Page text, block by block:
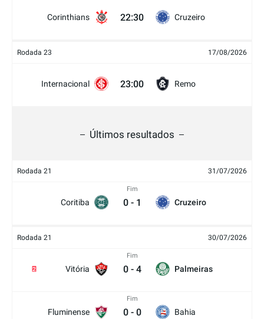
Corinthians 22:30 Cruzeiro
Rodada 23 17/08/2026
Internacional 23:00 Remo
Últimos resultados
Rodada 21 31/07/2026
Coritiba
Fim
0 - 1 Cruzeiro
Rodada 21 30/07/2026
Vitória
2
Fim
0 - 4 Palmeiras
Fluminense
Fim
0 - 0 Bahia